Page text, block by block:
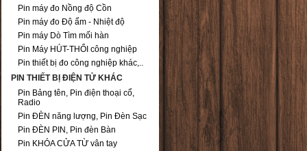
Pin máy đo Nồng độ Cồn
Pin máy đo Độ ẩm - Nhiệt độ
Pin máy Dò Tìm mối hàn
Pin Máy HÚT-THỔI công nghiệp
Pin thiết bị đo công nghiệp khác,..
PIN THIẾT BỊ ĐIỆN TỬ KHÁC
Pin Bảng tên, Pin điện thoại cổ,
Radio
Pin ĐÈN năng lượng, Pin Đèn Sạc
Pin ĐÈN PIN, Pin đèn Bàn
Pin KHÓA CỬA TỪ vân tay